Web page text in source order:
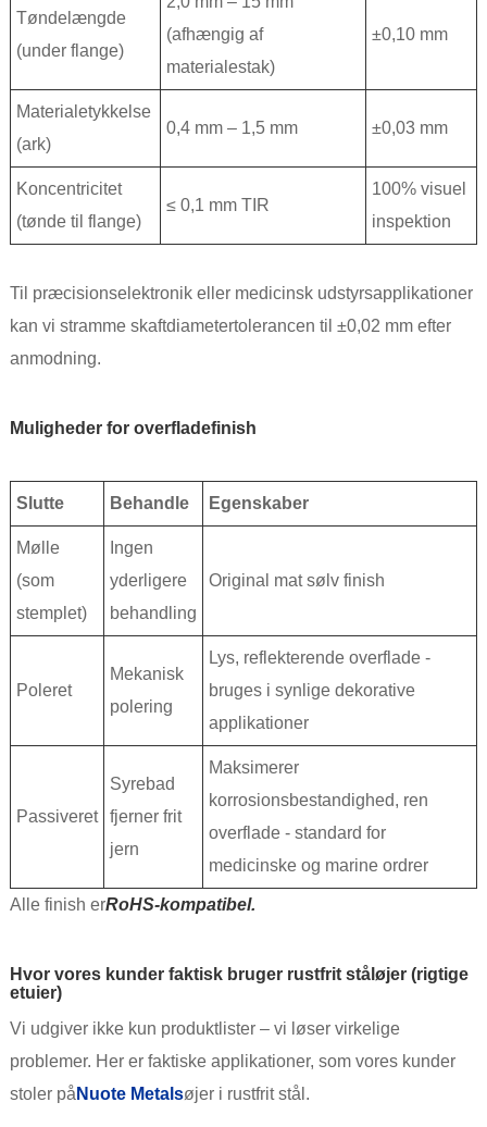
Tøndelængde
(under flange)
(afhængig af
materialestak)
±0,10 mm
Materialetykkelse
(ark)
0,4 mm – 1,5 mm ±0,03 mm
Koncentricitet
(tønde til flange)
≤ 0,1 mm TIR
100% visuel
inspektion
Til præcisionselektronik eller medicinsk udstyrsapplikationer
kan vi stramme skaftdiametertolerancen til ±0,02 mm efter
anmodning.
Muligheder for overfladefinish
Slutte Behandle Egenskaber
Mølle
(som
stemplet)
Ingen
yderligere
behandling
Original mat sølv finish
Poleret
Mekanisk
polering
Lys, reflekterende overflade -
bruges i synlige dekorative
applikationer
Passiveret
Syrebad
fjerner frit
jern
Maksimerer
korrosionsbestandighed, ren
overflade - standard for
medicinske og marine ordrer
Alle finish erRoHS-kompatibel.
Hvor vores kunder faktisk bruger rustfrit ståløjer (rigtige
etuier)
Vi udgiver ikke kun produktlister – vi løser virkelige
problemer. Her er faktiske applikationer, som vores kunder
stoler påNuote Metalsøjer i rustfrit stål.